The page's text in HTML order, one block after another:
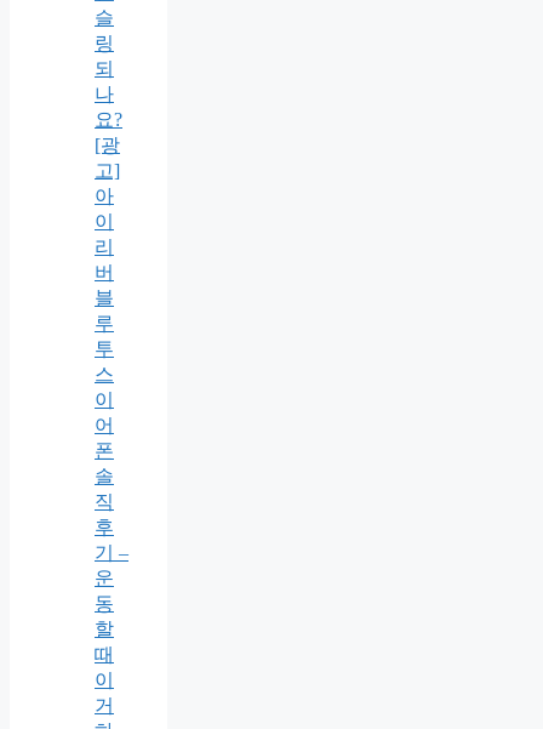
슬
링
되
나
요?
[광
고]
아
이
리
버
블
루
투
스
이
어
폰
솔
직
후
기 –
운
동
할
때
이
거